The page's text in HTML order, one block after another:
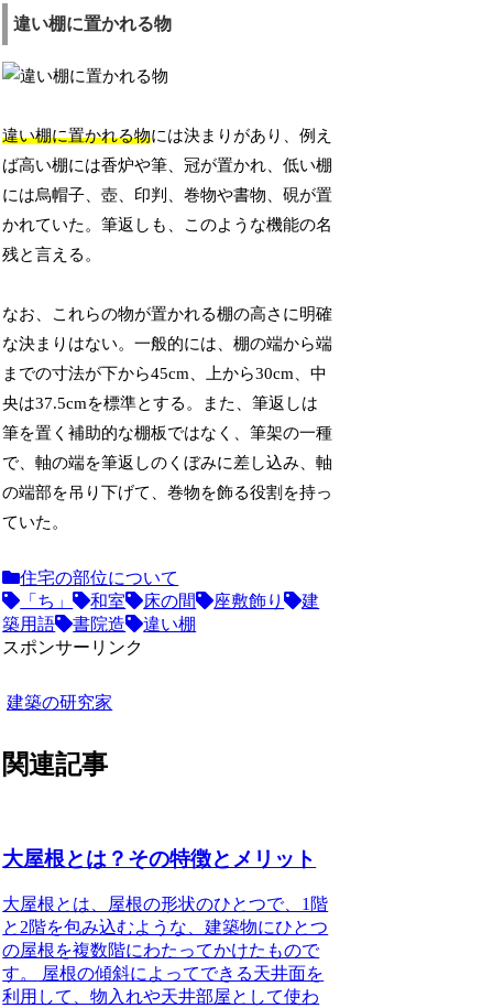
違い棚に置かれる物
違い棚に置かれる物には決まりがあり、例え
ば高い棚には香炉や筆、冠が置かれ、低い棚
には烏帽子、壺、印判、巻物や書物、硯が置
かれていた。筆返しも、このような機能の名
残と言える。
なお、これらの物が置かれる棚の高さに明確
な決まりはない。一般的には、棚の端から端
までの寸法が下から45cm、上から30cm、中
央は37.5cmを標準とする。また、筆返しは
筆を置く補助的な棚板ではなく、筆架の一種
で、軸の端を筆返しのくぼみに差し込み、軸
の端部を吊り下げて、巻物を飾る役割を持っ
ていた。
住宅の部位について
「ち」
和室 床の間 座敷飾り
建
築用語
書院造
違い棚
スポンサーリンク
建築の研究家
関連記事
大屋根とは？その特徴とメリット
大屋根とは、屋根の形状のひとつで、1階
と2階を包み込むような、建築物にひとつ
の屋根を複数階にわたってかけたもので
す。
屋根の傾斜によってできる天井面を
利用して、物入れや天井部屋として使わ